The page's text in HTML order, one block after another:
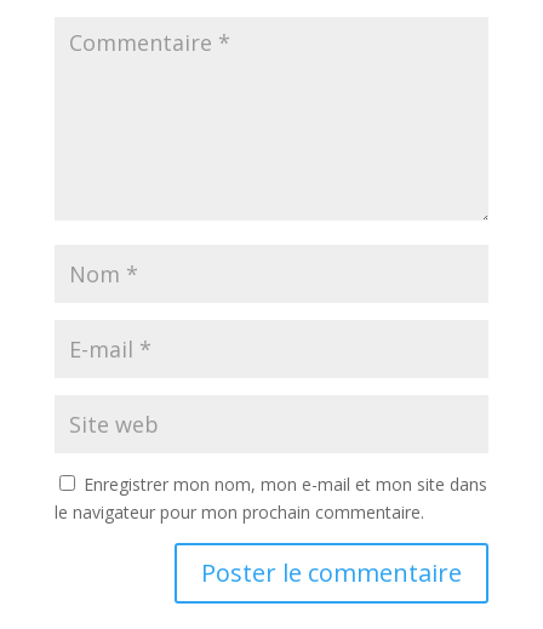
Enregistrer mon nom, mon e-mail et mon site dans
le navigateur pour mon prochain commentaire.